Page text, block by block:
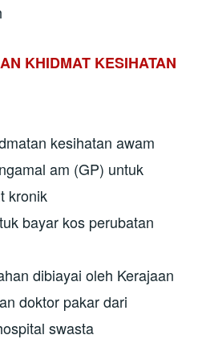
KHIDMAT KESIHATAN
kesihatan awam
am (GP) untuk
kronik
bayar kos perubatan
dibiayai oleh Kerajaan
doktor pakar dari
swasta